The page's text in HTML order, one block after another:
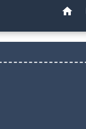
home